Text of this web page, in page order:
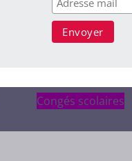
Congés scolaires